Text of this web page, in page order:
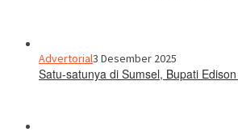
Advertorial3 Desember 2025
Satu-satunya di Sumsel, Bupati